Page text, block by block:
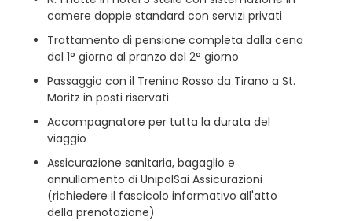
camere doppie standard con servizi privati
Trattamento di pensione completa dalla cena
del 1° giorno al pranzo del 2° giorno
Passaggio con il Trenino Rosso da Tirano a St.
Moritz in posti riservati
Accompagnatore per tutta la durata del
viaggio
Assicurazione sanitaria, bagaglio e
annullamento di UnipolSai Assicurazioni
(richiedere il fascicolo informativo all'atto
della prenotazione)